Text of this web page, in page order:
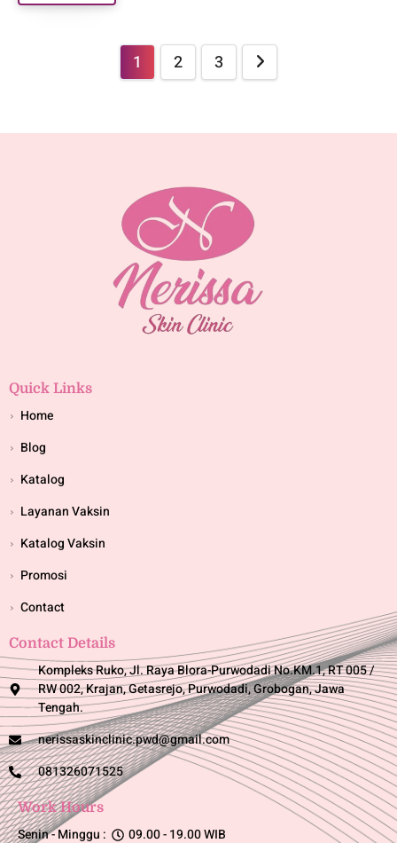
1 2 3
Quick Links
Home
Blog
Katalog
Layanan Vaksin
Katalog Vaksin
Promosi
Contact
Contact Details
Kompleks Ruko, Jl. Raya Blora-Purwodadi No.KM.1, RT 005 /
RW 002, Krajan, Getasrejo, Purwodadi, Grobogan, Jawa
Tengah.
nerissaskinclinic.pwd@gmail.com
081326071525
Work Hours
Senin - Minggu : 09.00 - 19.00 WIB